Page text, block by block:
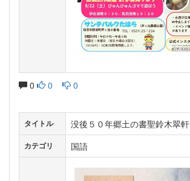
0 0 0
タイトル 没後５０年郷土の書聖鈴木翠軒
カテゴリ 国語